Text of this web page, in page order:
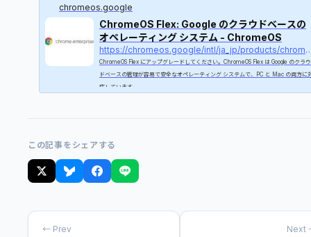
chromeos.google
ChromeOS Flex: Google のクラウドベースの
オペレーティング システム - ChromeOS
https://chromeos.google/
ChromeOS Flex にアップグレードしてください。ChromeOS Flex は Google のクラウ
ドベースの管理が容易で安全なオペレーティング システムで、PC と Mac の両方に
応しています。
この記事をシェアする
← Prev Next